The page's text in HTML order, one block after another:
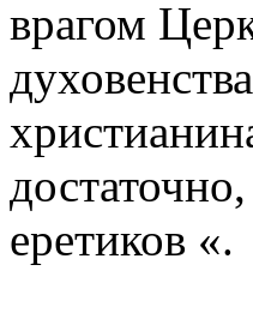
врагом
еретиков «.